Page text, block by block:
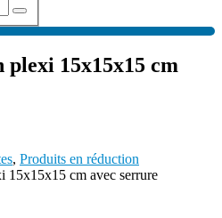
plexi 15x15x15 cm
, Produits en réduction
15x15x15 cm avec serrure